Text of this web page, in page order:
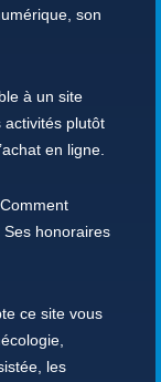
son
à un site
activités plutôt
en ligne.
honoraires
ce site vous
les